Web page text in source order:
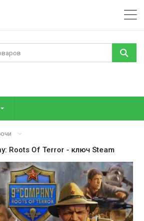
Roots Of Terror - ключ Steam